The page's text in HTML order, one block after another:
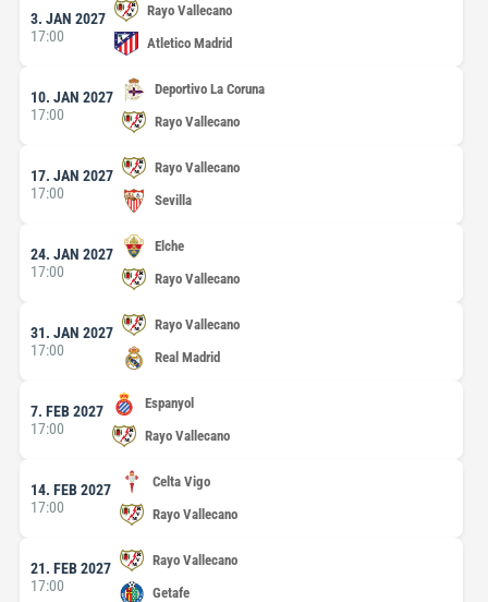
3. JAN 2027
17:00
Rayo Vallecano
Atletico Madrid
10. JAN 2027
17:00
Deportivo La Coruna
Rayo Vallecano
17. JAN 2027
17:00
Rayo Vallecano
Sevilla
24. JAN 2027
17:00
Elche
Rayo Vallecano
31. JAN 2027
17:00
Rayo Vallecano
Real Madrid
7. FEB 2027
17:00
Espanyol
Rayo Vallecano
14. FEB 2027
17:00
Celta Vigo
Rayo Vallecano
21. FEB 2027
17:00
Rayo Vallecano
Getafe